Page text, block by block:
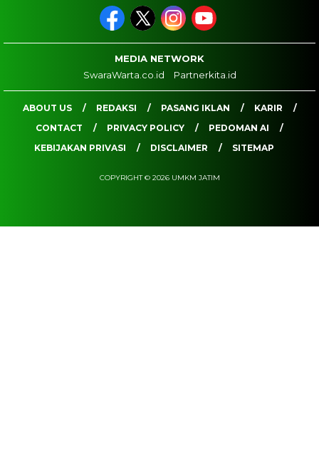
MEDIA NETWORK
SwaraWarta.co.id
Partnerkita.id
ABOUT US REDAKSI PASANG IKLAN
KARIR
CONTACT
PRIVACY POLICY
PEDOMAN AI
KEBIJAKAN PRIVASI
DISCLAIMER SITEMAP
COPYRIGHT © 2026 UMKM JATIM